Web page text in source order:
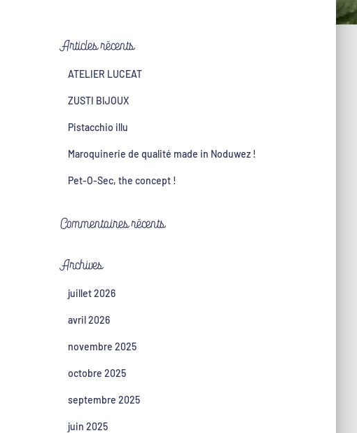
Articles récents
ATELIER LUCEAT
ZUSTI BIJOUX
Pistacchio illu
Maroquinerie de qualité made in Noduwez !
Pet-O-Sec, the concept !
Commentaires récents
Archives
juillet 2026
avril 2026
novembre 2025
octobre 2025
septembre 2025
juin 2025